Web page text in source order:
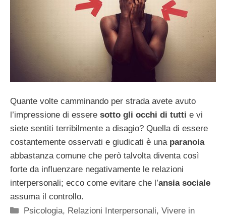
Quante volte camminando per strada avete avuto
l’impressione di essere sotto gli occhi di tutti e vi
siete sentiti terribilmente a disagio? Quella di essere
costantemente osservati e giudicati è una paranoia
abbastanza comune che però talvolta diventa così
forte da influenzare negativamente le relazioni
interpersonali; ecco come evitare che l’ansia sociale
assuma il controllo.
Categorie
Psicologia, Relazioni Interpersonali,Vivere in